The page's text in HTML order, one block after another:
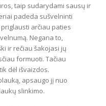
taip sudarydami sausų ir
padeda sušvelninti
arčiau paties
Negana to,
ir rečiau šakojasi jų
formuoti. Tačiau
dėl išvaizdos.
apsaugo jį nuo
slinkimo.